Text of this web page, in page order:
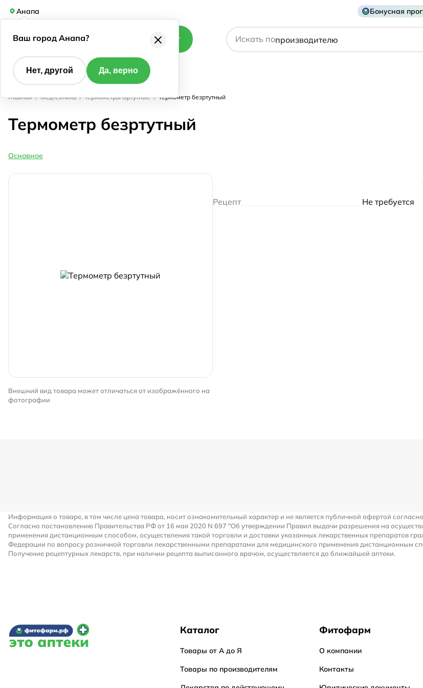
Анапа Бонусная
Каталог Искать по
действующему веществу
производителю
Главная Медтехника Термометры б/ртутные Термометр безртутный
Термометр безртутный
Основное
Внешний вид товара может отличаться от изображённого на
фотографии
Рецепт Не требуется
Информация о товаре, в том числе цена товара, носит ознакомительный характер и не является публичной офертой
Согласно постановлению Правительства РФ от 16 мая 2020 N 697 "Об утверждении Правил выдачи разрешения на
применения дистанционным способом, осуществления такой торговли и доставки указанных лекарственных препаратов
Федерации по вопросу розничной торговли лекарственными препаратами для медицинского применения дистанционным
Получение рецептурных лекарств, при наличии рецепта выписанного врачом, осуществляется до ближайшей аптеки.
Каталог
Товары от А до Я
Товары по производителям
Фитофарм
О компании
Контакты
Ваш город Анапа?
Нет, другой Да, верно